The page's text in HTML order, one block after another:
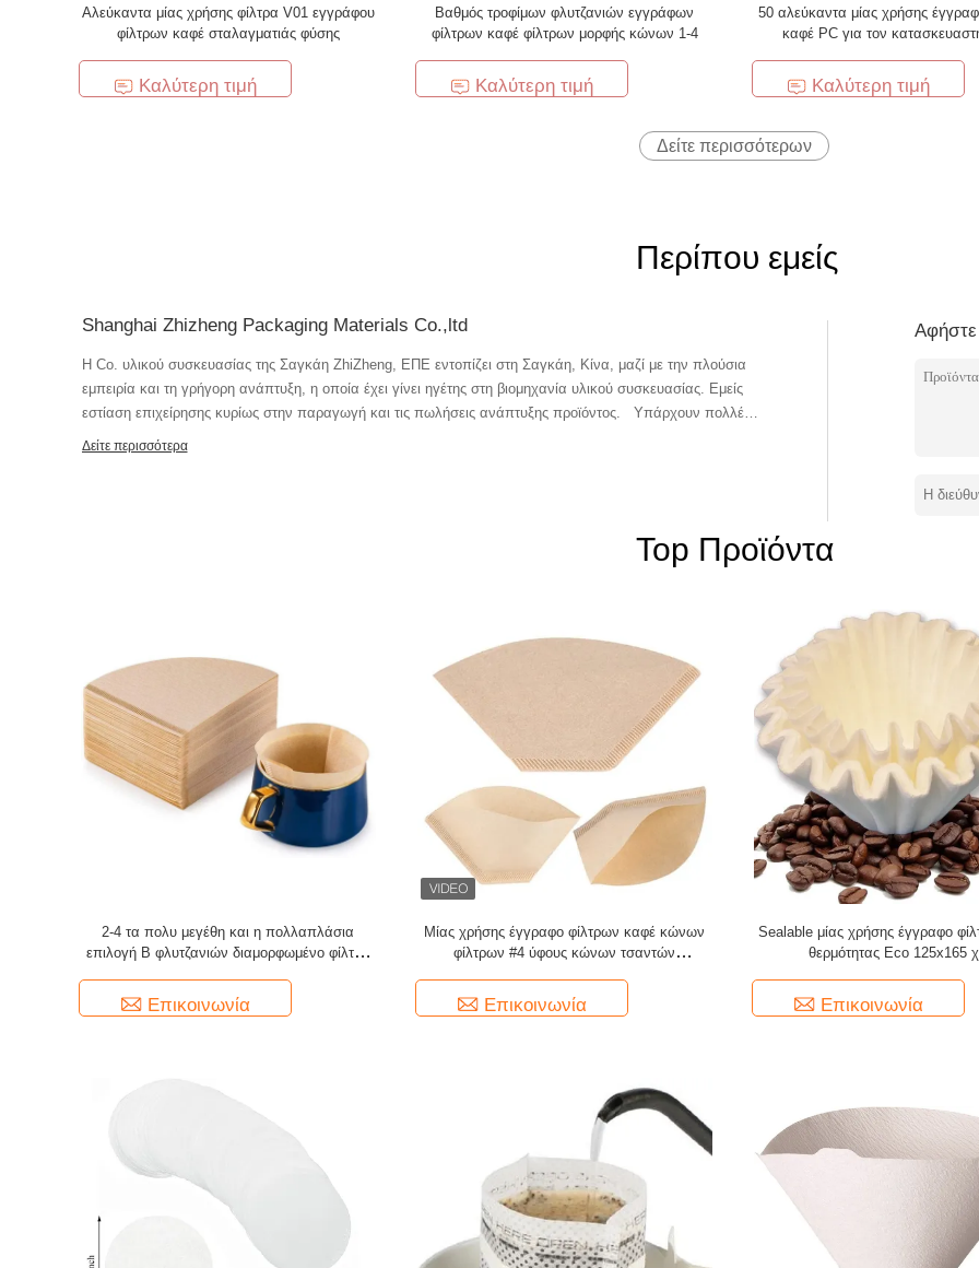
Αλεύκαντα μίας χρήσης φίλτρα V01 εγγράφου
φίλτρων καφέ σταλαγματιάς φύσης
Καλύτερη τιμή
Βαθμός τροφίμων φλυτζανιών εγγράφων
φίλτρων καφέ φίλτρων μορφής κώνων 1-4
Καλύτερη τιμή
50 αλεύκαντα μίας χρήσης
καφέ PC για τον
Καλύτερη τιμή
Δείτε περισσότερων
Περίπου εμείς
Shanghai Zhizheng Packaging Materials Co.,ltd
Η Co. υλικού συσκευασίας της Σαγκάη ZhiZheng, ΕΠΕ εντοπίζει στη Σαγκάη, Κίνα, μαζί με την πλούσια
εμπειρία και τη γρήγορη ανάπτυξη, η οποία έχει γίνει ηγέτης στη βιομηχανία υλικού συσκευασίας. Εμείς
εστίαση επιχείρησης κυρίως στην παραγωγή και τις πωλήσεις ανάπτυξης προϊόντος. Υπάρχουν πολλές
διαφορετικές μορφές που τα έγγραφα φίλτρων κατασκευάζονται. Α: V-shaped έγγραφο για τις σύγχρονες
Δείτε περισσότερα
Top Προϊόντα
2-4 τα πολυ μεγέθη και η πολλαπλάσια
επιλογή Β φλυτζανιών διαμορφωμένο φίλτρο
Επικοινωνία
Μίας χρήσης έγγραφο φίλτρων καφέ κώνων
φίλτρων #4 ύφους κώνων τσαντών
Επικοινωνία
Sealable μίας χρήσης έγγραφο
θερμότητας Eco 125x165
Επικοινωνία